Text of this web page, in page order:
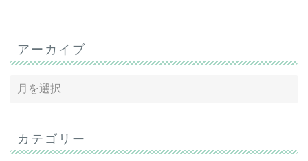
アーカイブ
カテゴリー